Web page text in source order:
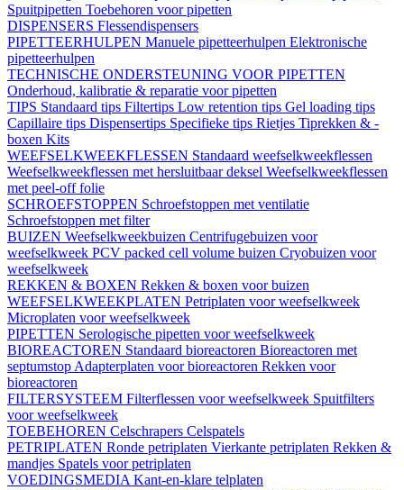
Spuitpipetten Toebehoren voor pipetten
DISPENSERS Flessendispensers
PIPETTEERHULPEN Manuele pipetteerhulpen Elektronische
pipetteerhulpen
TECHNISCHE ONDERSTEUNING VOOR PIPETTEN
Onderhoud, kalibratie & reparatie voor pipetten
TIPS Standaard tips Filtertips Low retention tips Gel loading tips
Capillaire tips Dispensertips Specifieke tips Rietjes Tiprekken & -
boxen Kits
WEEFSELKWEEKFLESSEN Standaard weefselkweekflessen
Weefselkweekflessen met hersluitbaar deksel Weefselkweekflessen
met peel-off folie
SCHROEFSTOPPEN Schroefstoppen met ventilatie
Schroefstoppen met filter
BUIZEN Weefselkweekbuizen Centrifugebuizen voor
weefselkweek PCV packed cell volume buizen Cryobuizen voor
weefselkweek
REKKEN & BOXEN Rekken & boxen voor buizen
WEEFSELKWEEKPLATEN Petriplaten voor weefselkweek
Microplaten voor weefselkweek
PIPETTEN Serologische pipetten voor weefselkweek
BIOREACTOREN Standaard bioreactoren Bioreactoren met
septumstop Adapterplaten voor bioreactoren Rekken voor
bioreactoren
FILTERSYSTEEM Filterflessen voor weefselkweek Spuitfilters
voor weefselkweek
TOEBEHOREN Celschrapers Celspatels
PETRIPLATEN Ronde petriplaten Vierkante petriplaten Rekken &
mandjes Spatels voor petriplaten
VOEDINGSMEDIA Kant-en-klare telplaten